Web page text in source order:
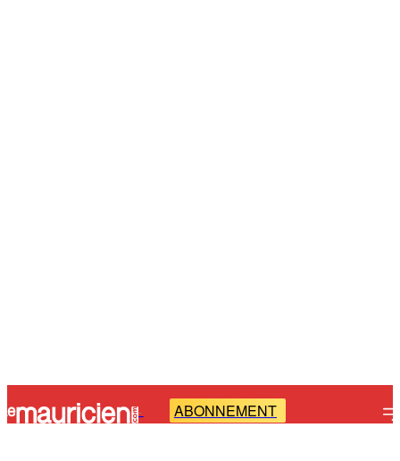
- ABONNEMENT